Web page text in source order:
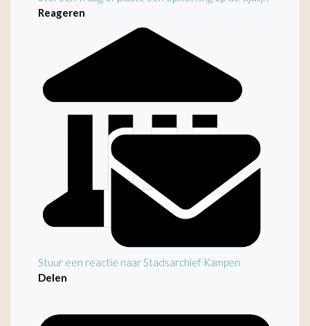
Reageren
Stuur een reactie naar Stadsarchief Kampen
Delen